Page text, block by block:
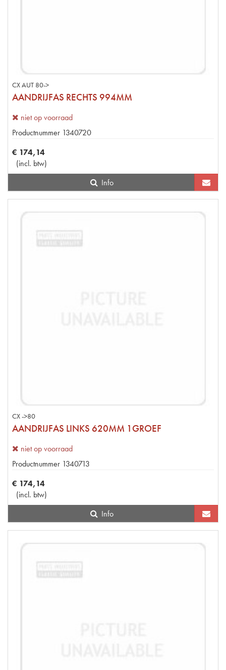
CX AUT 80->
AANDRIJFAS RECHTS 994MM
niet op voorraad
Productnummer 1340720
€ 174,14
(incl. btw)
Info
CX ->80
AANDRIJFAS LINKS 620MM 1GROEF
niet op voorraad
Productnummer 1340713
€ 174,14
(incl. btw)
Info